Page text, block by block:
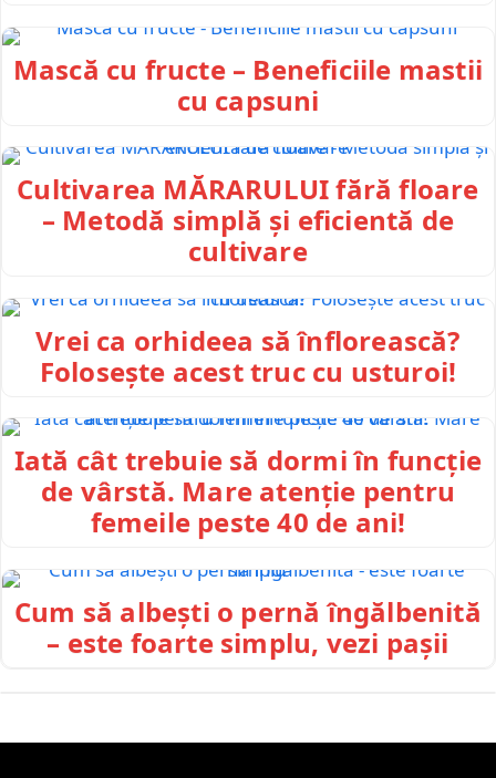
Mască cu fructe – Beneficiile mastii
cu capsuni
Cultivarea MĂRARULUI fără floare
– Metodă simplă și eficientă de
cultivare
Vrei ca orhideea să înflorească?
Folosește acest truc cu usturoi!
Iată cât trebuie să dormi în funcție
de vârstă. Mare atenție pentru
femeile peste 40 de ani!
Cum să albești o pernă îngălbenită
– este foarte simplu, vezi pașii